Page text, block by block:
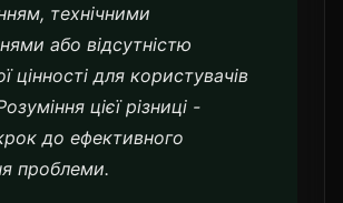
технічними
або відсутністю
цінності для користувачів
цієї різниці -
до ефективного
проблеми.